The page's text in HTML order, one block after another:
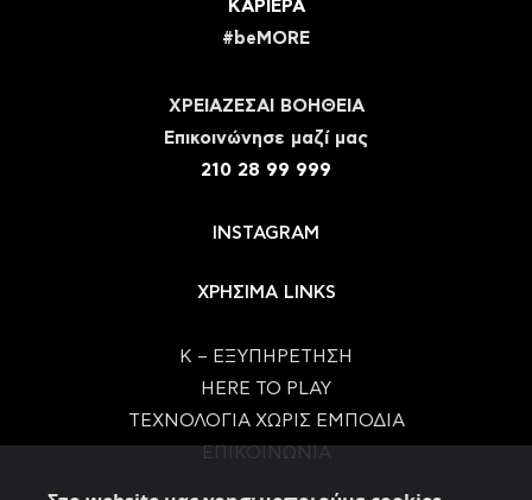
ΚΑΡΙΕΡΑ
#beMORE
ΧΡΕΙΑΖΕΣΑΙ ΒΟΗΘΕΙΑ
Eπικοινώνησε μαζί μας
210 28 99 999
INSTAGRAM
ΧΡΗΣΙΜΑ LINKS
Κ – ΕΞΥΠΗΡΕΤΗΣΗ
HERE TO PLAY
ΤΕΧΝΟΛΟΓΙΑ ΧΩΡΙΣ ΕΜΠΟΔΙΑ